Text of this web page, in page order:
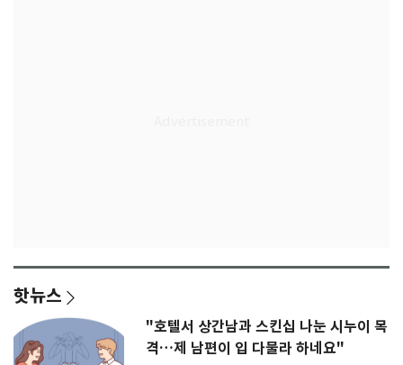
핫뉴스
"호텔서 상간남과 스킨십 나눈 시누이 목
격…제 남편이 입 다물라 하네요"